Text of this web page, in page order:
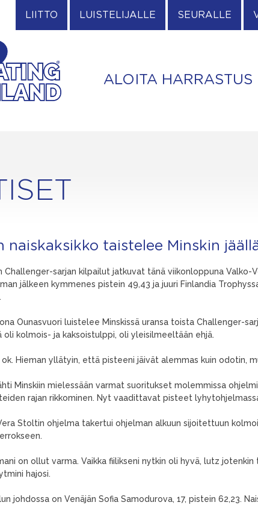
LIITTO LUISTELIJALLE SEURALLE
ALOITA HARRASTUS
naiskaksikko taistelee Minskin
Challenger-sarjan kilpailut jatkuvat tänä viikonloppuna Valko-
jälkeen kymmenes pistein 49,43 ja juuri Finlandia
Ounasvuori luistelee Minskissä uransa toista Challenger-
oli kolmois- ja kaksoistulppi, oli yleisilmeeltään ehjä.
ok. Hieman yllätyin, että pisteeni jäivät alemmas kuin odotin,
Minskiin mielessään varmat suoritukset molemmissa
rajan rikkominen. Nyt vaadittavat pisteet
Stoltin ohjelma takertui ohjelman alkuun sijoitettuun
on ollut varma. Vaikka fiilikseni nytkin oli hyvä, lutz
hajosi.
johdossa on Venäjän Sofia Samodurova, 17, pistein 62,23.